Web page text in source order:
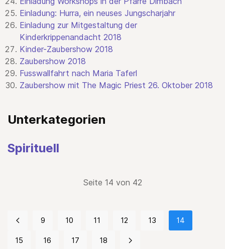
Einladung: Hurra, ein neuses Jungscharjahr
Einladung zur Mitgestaltung der
Kinderkrippenandacht 2018
Kinder-Zaubershow 2018
Zaubershow 2018
Fusswallfahrt nach Maria Taferl
Zaubershow mit The Magic Priest 26. Oktober 2018
Unterkategorien
Spirituell
Seite 14 von 42
9 10 11 12 13 14
15 16 17 18